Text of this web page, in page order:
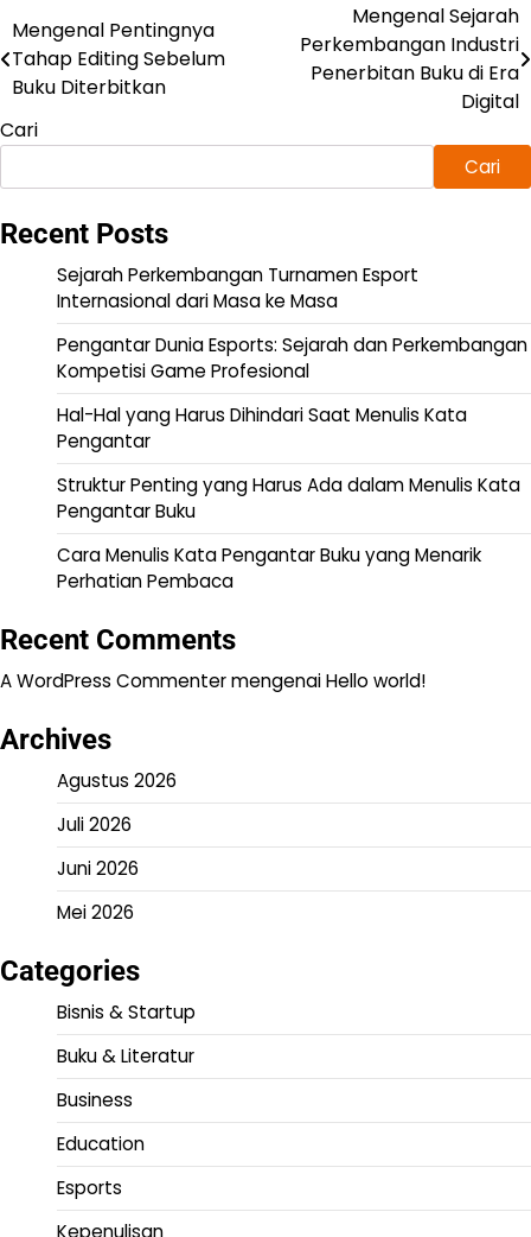
Navigasi
pos
Mengenal Pentingnya
Tahap Editing Sebelum
Buku Diterbitkan
Mengenal Sejarah
Perkembangan Industri
Penerbitan Buku di Era
Digital
Cari
Cari
Recent Posts
Sejarah Perkembangan Turnamen Esport
Internasional dari Masa ke Masa
Pengantar Dunia Esports: Sejarah dan Perkembangan
Kompetisi Game Profesional
Hal-Hal yang Harus Dihindari Saat Menulis Kata
Pengantar
Struktur Penting yang Harus Ada dalam Menulis Kata
Pengantar Buku
Cara Menulis Kata Pengantar Buku yang Menarik
Perhatian Pembaca
Recent Comments
A WordPress CommentermengenaiHello world!
Archives
Agustus 2026
Juli 2026
Juni 2026
Mei 2026
Categories
Bisnis & Startup
Buku & Literatur
Business
Education
Esports
Kepenulisan